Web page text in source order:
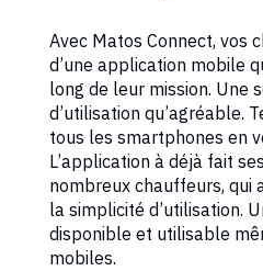
Avec Matos Connect, vos
d’une application mobile
long de leur mission. Une
d’utilisation qu’agréable.
tous les smartphones en
L’application à déjà fait
nombreux chauffeurs, qui
la simplicité d’utilisation.
disponible et utilisable
mobiles.